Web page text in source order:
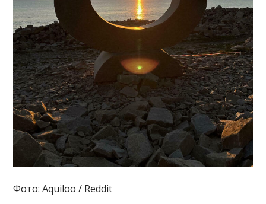
Фото: Aquiloo / Reddit